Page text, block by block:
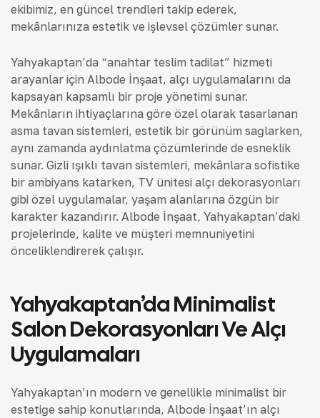
ekibimiz, en güncel trendleri takip ederek,
mekânlarınıza estetik ve işlevsel çözümler sunar.
Yahyakaptan’da “anahtar teslim tadilat” hizmeti
arayanlar için Albode İnşaat, alçı uygulamalarını da
kapsayan kapsamlı bir proje yönetimi sunar.
Mekânların ihtiyaçlarına göre özel olarak tasarlanan
asma tavan sistemleri, estetik bir görünüm sağlarken,
aynı zamanda aydınlatma çözümlerinde de esneklik
sunar. Gizli ışıklı tavan sistemleri, mekânlara sofistike
bir ambiyans katarken, TV ünitesi alçı dekorasyonları
gibi özel uygulamalar, yaşam alanlarına özgün bir
karakter kazandırır. Albode İnşaat, Yahyakaptan’daki
projelerinde, kalite ve müşteri memnuniyetini
önceliklendirerek çalışır.
Yahyakaptan’da Minimalist
Salon Dekorasyonları Ve Alçı
Uygulamaları
Yahyakaptan’ın modern ve genellikle minimalist bir
estetiğe sahip konutlarında, Albode İnşaat’ın alçı